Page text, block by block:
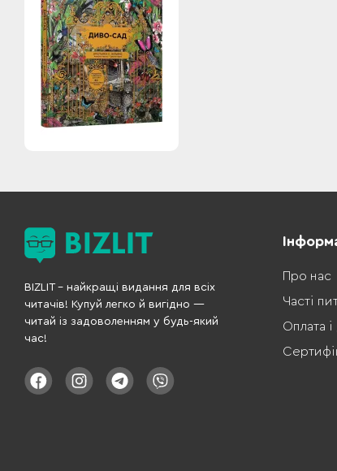
BIZLIT – найкращі видання для всіх
читачів! Купуй легко й вигідно —
читай із задоволенням у будь-який
час!
Про нас
Часті
Оплата і